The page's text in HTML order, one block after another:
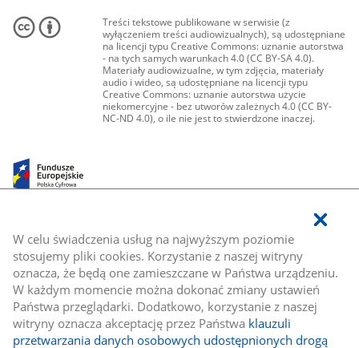
W celu świadczenia usług na najwyższym poziomie
stosujemy pliki cookies. Korzystanie z naszej witryny
oznacza, że będą one zamieszczane w Państwa urządzeniu.
W każdym momencie można dokonać zmiany ustawień
Państwa przeglądarki. Dodatkowo, korzystanie z naszej
witryny oznacza akceptację przez Państwa klauzuli
przetwarzania danych osobowych udostępnionych drogą
Treści tekstowe publikowane w serwisie (z
wyłączeniem treści audiowizualnych), są udostępniane
na licencji typu Creative Commons: uznanie autorstwa
- na tych samych warunkach 4.0 (CC BY-SA 4.0).
Materiały audiowizualne, w tym zdjęcia, materiały
audio i wideo, są udostępniane na licencji typu
Creative Commons: uznanie autorstwa użycie
niekomercyjne - bez utworów zależnych 4.0 (CC BY-
NC-ND 4.0), o ile nie jest to stwierdzone inaczej.